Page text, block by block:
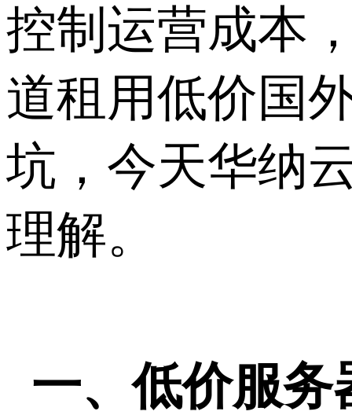
控制运营成本
道租用低价国
坑，今天华纳
理解。
一、低价服务